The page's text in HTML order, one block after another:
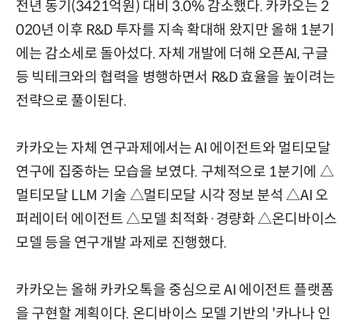
전년 동기(3421억원) 대비 3.0% 감소했다. 카카오는 2
020년 이후 R&D 투자를 지속 확대해 왔지만 올해 1분기
에는 감소세로 돌아섰다. 자체 개발에 더해 오픈AI, 구글
등 빅테크와의 협력을 병행하면서 R&D 효율을 높이려는
전략으로 풀이된다.
카카오는 자체 연구과제에서는 AI 에이전트와 멀티모달
연구에 집중하는 모습을 보였다. 구체적으로 1분기에 △
멀티모달 LLM 기술 △멀티모달 시각 정보 분석 △AI 오
퍼레이터 에이전트 △모델 최적화·경량화 △온디바이스
모델 등을 연구개발 과제로 진행했다.
카카오는 올해 카카오톡을 중심으로 AI 에이전트 플랫폼
을 구현할 계획이다. 온디바이스 모델 기반의 '카나나 인